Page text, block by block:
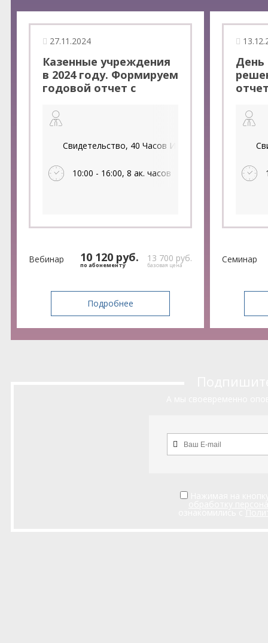
27.11.2024
Казенные учреждения
в 2024 году. Формируем
годовой отчет с
ФСБУ и изменившихся
инструкций
Свидетельство, 40 Часов ИПБ России за семинар
10:00 - 16:00, 8 ак. часов
Вебинар 10 120 руб.
по абонементу
13 700 руб.
базовая цена
Подробнее
День
с
ФСБУ
Семинар
Нажимая на